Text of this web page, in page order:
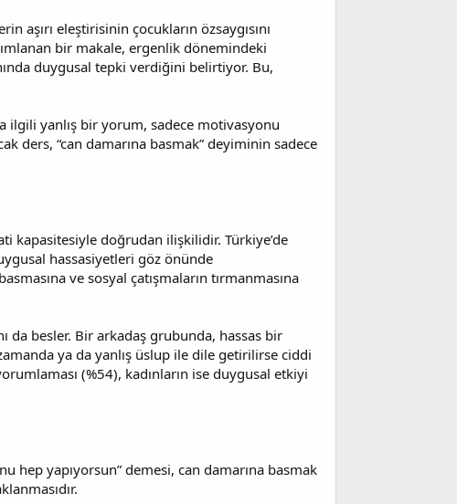
aşırı eleştirisinin çocukların özsaygısını
bir makale, ergenlik dönemindeki
duygusal tepki verdiğini belirtiyor. Bu,
ilgili yanlış bir yorum, sadece motivasyonu
ders, “can damarına basmak” deyiminin sadece
kapasitesiyle doğrudan ilişkilidir. Türkiye’de
hassasiyetleri göz önünde
ve sosyal çatışmaların tırmanmasına
da besler. Bir arkadaş grubunda, hassas bir
ya da yanlış üslup ile dile getirilirse ciddi
(%54), kadınların ise duygusal etkiyi
hep yapıyorsun” demesi, can damarına basmak